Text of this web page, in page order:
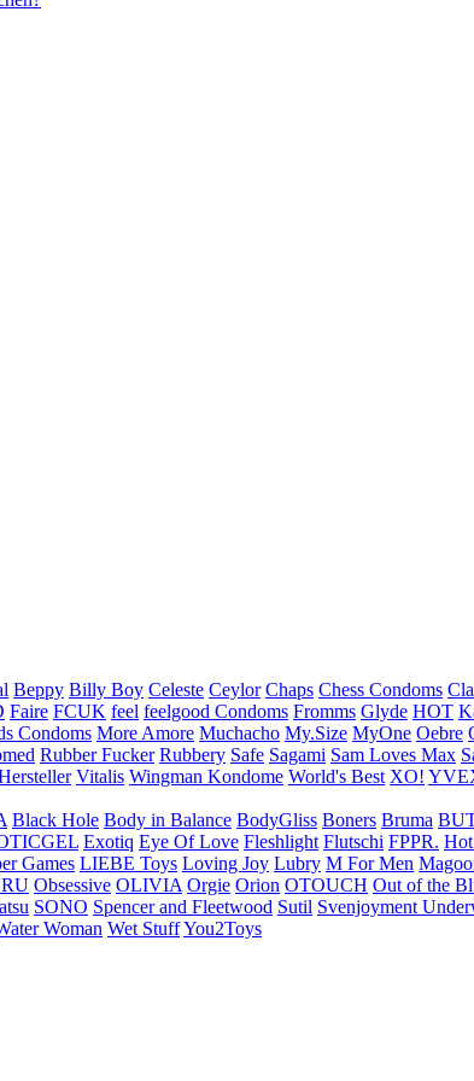
Beppy Billy Boy Celeste Ceylor Chaps Chess Condoms
Faire FCUK feel feelgood Condoms Fromms Glyde HOT
Condoms More Amore Muchacho My.Size MyOne Oebre
Rubber Fucker Rubbery Safe Sagami Sam Loves Max
Vitalis Wingman Kondome World's Best XO!
Black Hole Body in Balance BodyGliss Boners Bruma
Exotiq Eye Of Love Fleshlight Flutschi FPPR.
Games LIEBE Toys Loving Joy Lubry M For Men
Obsessive OLIVIA Orgie Orion OTOUCH Out of the
SONO Spencer and Fleetwood Sutil Svenjoyment
Woman Wet StuffYou2Toys